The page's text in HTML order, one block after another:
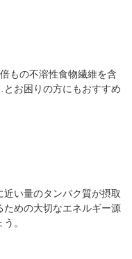
もの不溶性食物繊維を含
お困りの方にもおすすめ
い量のタンパク質が摂取
めの大切なエネルギー源
。